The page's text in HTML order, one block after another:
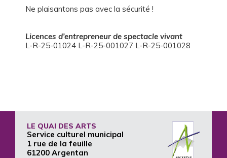
Ne plaisantons pas avec la sécurité !
Licences d’entrepreneur de spectacle vivant
L-R-25-01024 L-R-25-001027 L-R-25-001028
LE QUAI DES ARTS
Service culturel municipal
1 rue de la feuille
61200 Argentan